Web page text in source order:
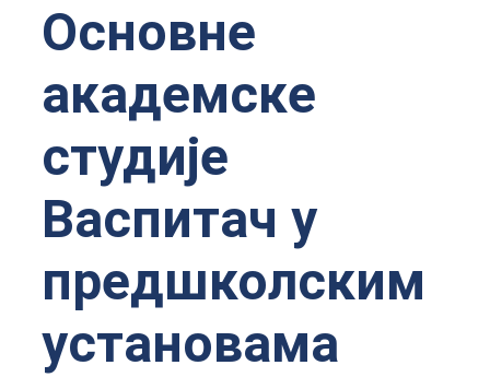
Основне
академске
студије
Васпитач у
предшколским
установама